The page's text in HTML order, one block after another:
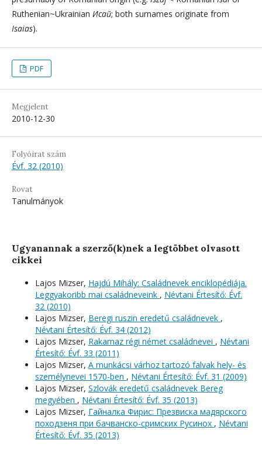
Ruthenian~Ukrainian Исаŭ; both surnames originate from
Isaias).
PDF
Megjelent
2010-12-30
Folyóirat szám
Évf. 32 (2010)
Rovat
Tanulmányok
Ugyanannak a szerző(k)nek a legtöbbet olvasott
cikkei
Lajos Mizser, Hajdú Mihály: Családnevek enciklopédiája.
Leggyakoribb mai családneveink , Névtani Értesítő: Évf.
32 (2010)
Lajos Mizser, Beregi ruszin eredetű családnevek ,
Névtani Értesítő: Évf. 34 (2012)
Lajos Mizser, Rakamaz régi német családnevei , Névtani
Értesítő: Évf. 33 (2011)
Lajos Mizser, A munkácsi várhoz tartozó falvak hely- és
személynevei 1570-ben , Névtani Értesítő: Évf. 31 (2009)
Lajos Mizser, Szlovák eredetű családnevek Bereg
megyében , Névtani Értesítő: Évf. 35 (2013)
Lajos Mizser, Гайналка Фирис: Презвиска мадярского
походзеня при бачванско-сримских Русинох , Névtani
Értesítő: Évf. 35 (2013)